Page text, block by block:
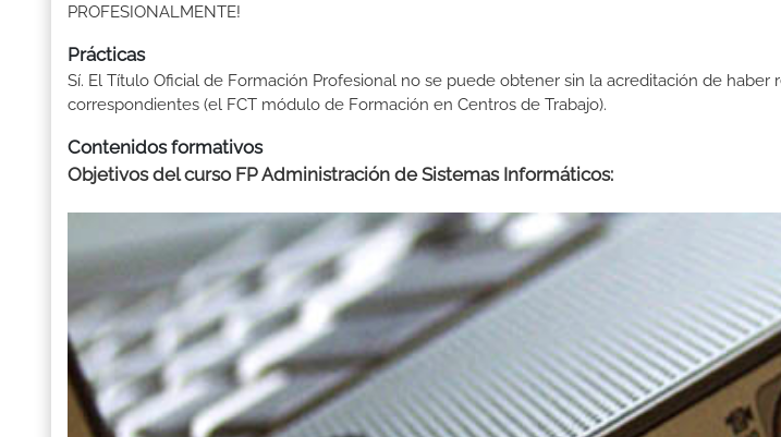
PROFESIONALMENTE!
Prácticas
Sí. El Título Oficial de Formación Profesional no se puede obtener sin la acreditación de haber
correspondientes (el FCT módulo de Formación en Centros de Trabajo).
Contenidos formativos
Objetivos del curso FP Administración de Sistemas Informáticos: